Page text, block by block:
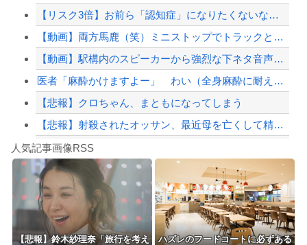
【草】アル中「水飲みたくない！」 グラス「はい転倒」
【配信者】「金バエ」のSNS更新が1週間途絶え、様々な憶測が飛び交う。1週間ぶり...
【緊急速報】NYで警官が黒人男性の首を絞め、暴動第二波不可避へ
Powered by livedoor 相互RSS
【リスク3倍】お前ら「認知症」になりたくないなら酒をやめろ
【動画】両方馬鹿（笑）ミニストップでトラックと衝突したドラレコが（ノ∇`）
【動画】駅構内のスピーカーから強烈な下ネタ音声が垂れ流される 全乗客困惑の音声が...
医者「麻酔かけますよー」 わい（全身麻酔に耐えて見せる！うおおおおおお！！！！）
【悲報】クロちゃん、まともになってしまう
【悲報】射殺されたオッサン、最近母を亡くして精神的ショックを受けていたと判明
白石「あ、あきら様……？」あきら「……白石」
8/4のニュース
日本旅行キャンセルすべきか…1万年ぶり史上最大級の火山の兆し＝韓国の反応
更新中止のお知らせ
人気記事画像RSS
【悲報】鈴木紗理奈「旅行を考え
ハズレのフードコートに必ずある